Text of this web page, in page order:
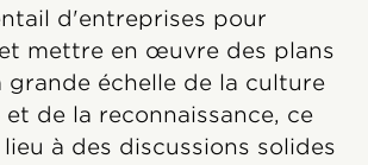
d'entreprises pour
mettre en œuvre des plans
grande échelle de la culture
de la reconnaissance, ce
à des discussions solides